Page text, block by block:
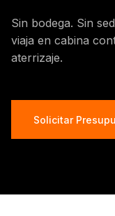
Sin bodega. Sin
viaja en cabina
aterrizaje.
Solicitar